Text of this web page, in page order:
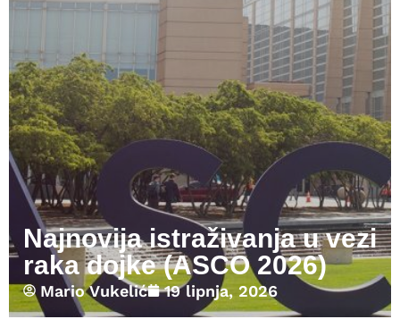
Najnovija istraživanja u vezi
raka dojke (ASCO 2026)
Mario Vukelić 19 lipnja, 2026